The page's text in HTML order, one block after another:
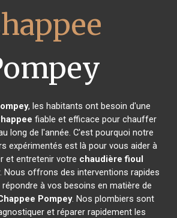
, les habitants ont besoin d'une
fiable et efficace pour chauffer
long de l'année. C'est pourquoi notre
expérimentés est là pour vous aider à
et entretenir votre chaudière fioul
. Nous offrons des interventions rapides
à vos besoins en matière de
Pompey. Nos plombiers sont
et réparer rapidement les